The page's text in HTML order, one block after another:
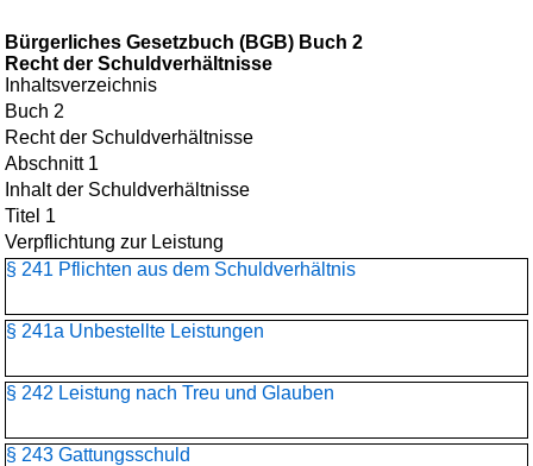
Bürgerliches Gesetzbuch (BGB) Buch 2
Recht der Schuldverhältnisse
Inhaltsverzeichnis
Buch 2
Recht der Schuldverhältnisse
Abschnitt 1
Inhalt der Schuldverhältnisse
Titel 1
Verpflichtung zur Leistung
§ 241 Pflichten aus dem Schuldverhältnis
§ 241a Unbestellte Leistungen
§ 242 Leistung nach Treu und Glauben
§ 243 Gattungsschuld